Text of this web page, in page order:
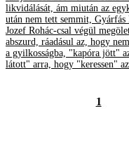
likvidálását, ám miután az
után nem tett semmit,
Jozef Rohác-csal végül
abszurd, ráadásul az, hogy
a gyilkosságba, "kapóra jött"
látott" arra, hogy "keressen"
1